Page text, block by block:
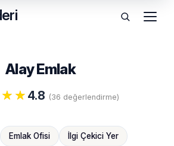
Menü
Alay Emlak
4.8 (36 değerlendirme)
Emlak Ofisi İlgi Çekici Yer